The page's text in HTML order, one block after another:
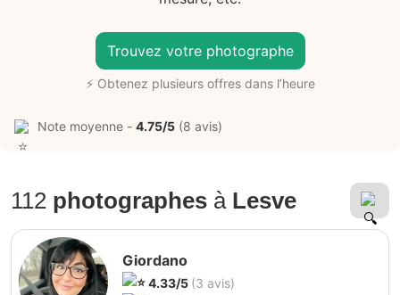
Trouvez votre photographe
⚡ Obtenez plusieurs offres dans l’heure
Note moyenne - 4.75/5 (8 avis)
112 photographes à Lesve
Giordano
4.33/5 (3 avis)